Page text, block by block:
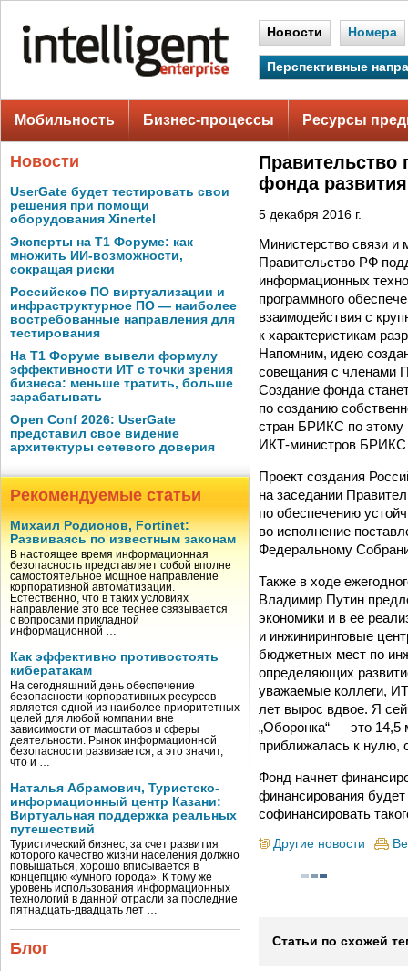
Новости Номера
Перспективные
Мобильность Бизнес-процессы Ресурсы
Новости
UserGate будет тестировать свои
решения при помощи
оборудования Xinertel
Эксперты на Т1 Форуме: как
множить ИИ-возможности,
сокращая риски
Российское ПО виртуализации и
инфраструктурное ПО — наиболее
востребованные направления для
тестирования
На Т1 Форуме вывели формулу
эффективности ИТ с точки зрения
бизнеса: меньше тратить, больше
зарабатывать
Open Conf 2026: UserGate
представил свое видение
архитектуры сетевого доверия
Рекомендуемые статьи
Михаил Родионов, Fortinet:
Развиваясь по известным законам
В настоящее время информационная
безопасность представляет собой вполне
самостоятельное мощное направление
корпоративной автоматизации.
Естественно, что в таких условиях
направление это все теснее связывается
с вопросами прикладной
информационной …
Как эффективно противостоять
кибератакам
На сегодняшний день обеспечение
безопасности корпоративных ресурсов
является одной из наиболее приоритетных
целей для любой компании вне
зависимости от масштабов и сферы
деятельности. Рынок информационной
безопасности развивается, а это значит,
что и …
Наталья Абрамович, Туристско-
информационный центр Казани:
Виртуальная поддержка реальных
путешествий
Туристический бизнес, за счет развития
которого качество жизни населения должно
повышаться, хорошо вписывается в
концепцию «умного города». К тому же
уровень использования информационных
технологий в данной отрасли за последние
пятнадцать-двадцать лет …
Блог
Правительство
фонда
5 декабря 2016 г.
Министерство связи и
Правительство РФ
информационных
программного
взаимодействия с
к характеристикам
Напомним, идею
совещания с членами
Создание фонда
по созданию
стран БРИКС по этому
ИКТ-министров БРИКС
Проект создания
на заседании
по обеспечению
во исполнение
Федеральному
Также в ходе
Владимир Путин
экономики и в ее
и инжиниринговые
бюджетных мест по
определяющих
уважаемые коллеги,
лет вырос вдвое. Я
„Оборонка“ — это 14,5
приближалась к
Фонд начнет
финансирования
софинансировать
Другие новости
Статьи по схожей